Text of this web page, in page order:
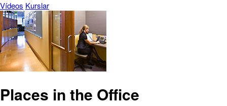
Vídeos Kurslar
Places in the Office